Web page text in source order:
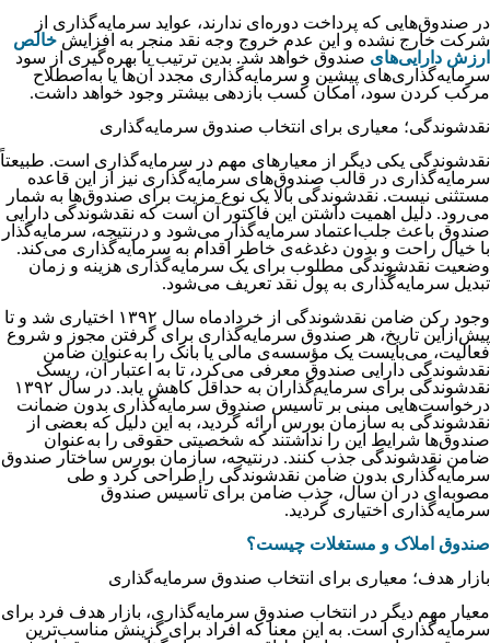
در صندوق‌‌‌‌‌‌‌هایی که پرداخت دوره‌‌‌‌‌‌‌ای ندارند، عواید سرمایه‌‌‌‌‌‌‌گذاری از
شرکت خارج نشده و این عدم خروج وجه نقد منجر به افزایش خالص
ارزش دارایی‌‌‌‌‌‌‌های صندوق خواهد شد. بدین ترتیب با بهره‌‌‌‌‌‌‌گیری از سود
سرمایه‌‌‌‌‌‌‌گذاری‌‌‌‌‌‌‌های پیشین و سرمایه‌‌‌‌‌‌‌گذاری مجدد آن‌‌‌‌‌‌‌‌‌‌‌‌‌‌ها یا به‌اصطلاح
مرکب کردن سود، امکان کسب بازدهی بیشتر وجود خواهد داشت.
نقدشوندگی؛ معیاری برای انتخاب صندوق سرمایه‌گذاری
نقدشوندگی یکی دیگر از معیارهای مهم در سرمایه‌‌‌‌‌‌‌گذاری است. طبیعتاً
سرمایه‌‌‌‌‌‌‌گذاری در قالب صندوق‌‌‌‌‌‌‌های سرمایه‌‌‌‌‌‌‌گذاری نیز از این قاعده
مستثنی نیست. نقدشوندگی بالا یک نوع مزیت برای صندوق‌ها به شمار
می‌رود. دلیل اهمیت داشتن این فاکتور آن است که نقدشوندگی دارایی
صندوق باعث جلب‌اعتماد سرمایه‌گذار می‌شود و درنتیجه، سرمایه‌‌‌‌‌‌‌گذار
با خیال راحت و بدون دغدغه‌ی خاطر اقدام به سرمایه‌گذاری می‌کند.
وضعیت نقدشوندگی مطلوب برای یک سرمایه‌‌‌‌‌‌‌گذاری هزینه و زمان
تبدیل سرمایه‌‌‌‌‌‌‌گذاری به پول نقد تعریف می‌‌‌‌‌‌‌شود.
وجود رکن ضامن نقدشوندگی از خردادماه سال ۱۳۹۲ اختیاری شد و تا
پیش‌ازاین تاریخ، هر صندوق سرمایه‌گذاری برای گرفتن مجوز و شروع
فعالیت، می‌بایست یک مؤسسه‌ی مالی یا بانک را به‌عنوان ضامن
نقدشوندگی دارایی صندوق معرفی می‌کرد، تا به اعتبار آن، ریسک
نقدشوندگی برای سرمایه‌گذاران به حداقل کاهش یابد. در سال ۱۳۹۲
درخواست‌هایی مبنی بر تأسیس صندوق سرمایه‌گذاری بدون ضمانت
نقدشوندگی به سازمان بورس ارائه گردید، به این دلیل که بعضی از
صندوق‌ها شرایط این را نداشتند که شخصیتی حقوقی را به‌عنوان
ضامن نقد‌شوندگی جذب کنند. درنتیجه، سازمان بورس ساختار صندوق
سرمایه‌گذاری بدون ضامن نقدشوندگی را طراحی کرد و طی
مصوبه‌ای در آن سال، جذب ضامن برای تأسیس صندوق
سرمایه‌گذاری اختیاری گردید.
صندوق املاک و مستغلات چیست؟
بازار هدف؛ معیاری برای انتخاب صندوق سرمایه‌گذاری
معیار مهم دیگر در انتخاب صندوق سرمایه‌گذاری، بازار هدف فرد برای
سرمایه‌گذاری است. به این معنا که افراد برای گزینش مناسب‌ترین